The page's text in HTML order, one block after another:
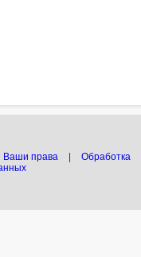
Ваши права
Обработка